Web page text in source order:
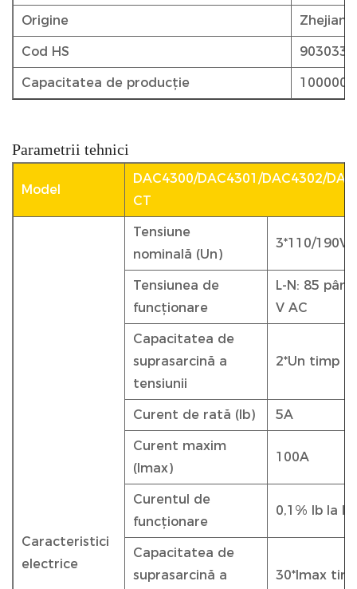
Origine
Cod HS
Capacitatea de producție
Parametrii tehnici
Model
DAC4300/DAC4301/DAC4302/
CT
Caracteristici
electrice
Tensiune
nominală (Un)
3*110/190V
Tensiunea de
funcționare
L-N: 85
V AC
Capacitatea de
suprasarcină a
tensiunii
2*Un timp
Curent de rată (Ib) 5A
Curent maxim
(Imax)
100A
Curentul de
funcționare
0,1% Ib la
Capacitatea de
suprasarcină a
30*Imax